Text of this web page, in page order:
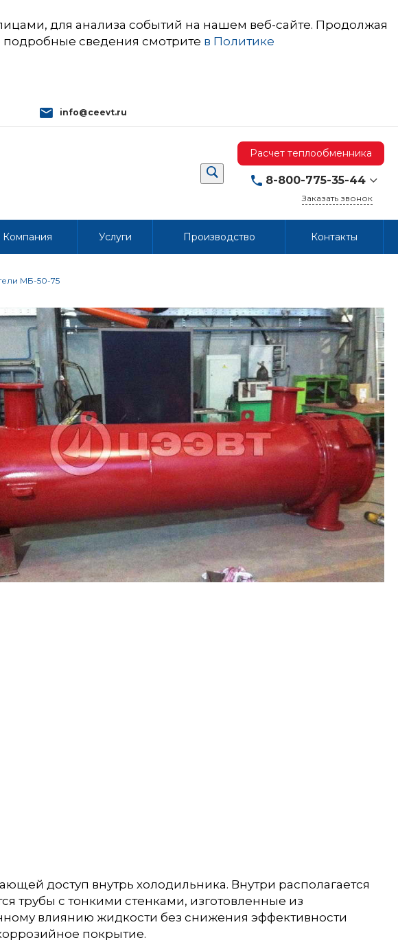
для анализа событий на нашем веб-сайте. Продолжая
подробные сведения смотрите в Политике
info@ceevt.ru
Расчет теплообменника
8-800-775-35-44
8-800-775-35-44
область, г.о. город
info@ceevt.ru
Заказать звонок
Компания Услуги Производство Контакты
МБ-50-75
доступ внутрь холодильника. Внутри располагается
трубы с тонкими стенками, изготовленные из
влиянию жидкости без снижения эффективности
покрытие.